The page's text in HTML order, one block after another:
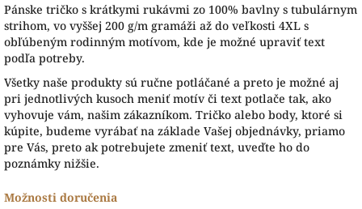
Pánske tričko s krátkymi rukávmi zo 100% bavlny s tubulárnym
strihom, vo vyššej 200 g/m gramáži až do veľkosti 4XL s
obľúbeným rodinným motívom, kde je možné upraviť text
podľa potreby.
Všetky naše produkty sú ručne potláčané a preto je možné aj
pri jednotlivých kusoch meniť motív či text potlače tak, ako
vyhovuje vám, našim zákazníkom. Tričko alebo body, ktoré si
kúpite, budeme vyrábať na základe Vašej objednávky, priamo
pre Vás, preto ak potrebujete zmeniť text, uveďte ho do
poznámky nižšie.
Možnosti doručenia